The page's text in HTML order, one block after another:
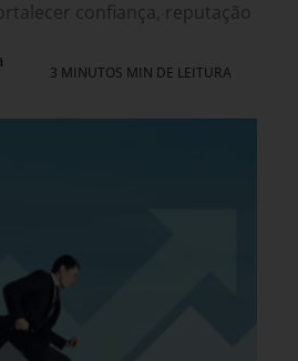
confiança, reputação
3 MINUTOS MIN DE LEITURA